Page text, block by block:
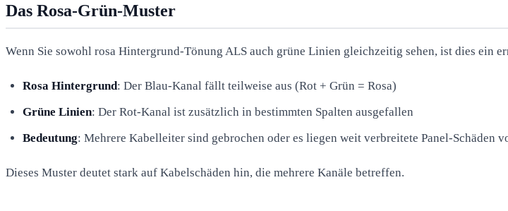
Das Rosa-Grün-Muster
Wenn Sie sowohl rosa Hintergrund-Tönung ALS auch grüne Linien gleichzeitig sehen, ist dies ein
Rosa Hintergrund: Der Blau-Kanal fällt teilweise aus (Rot + Grün = Rosa)
Grüne Linien: Der Rot-Kanal ist zusätzlich in bestimmten Spalten ausgefallen
Bedeutung: Mehrere Kabelleiter sind gebrochen oder es liegen weit verbreitete Panel-Schäden
Dieses Muster deutet stark auf Kabelschäden hin, die mehrere Kanäle betreffen.